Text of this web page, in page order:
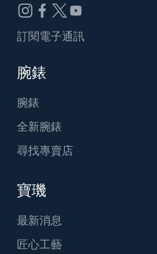
訂閱電子通訊
腕錶
腕錶
全新腕錶
尋找專賣店
寶璣
最新消息
匠心工藝